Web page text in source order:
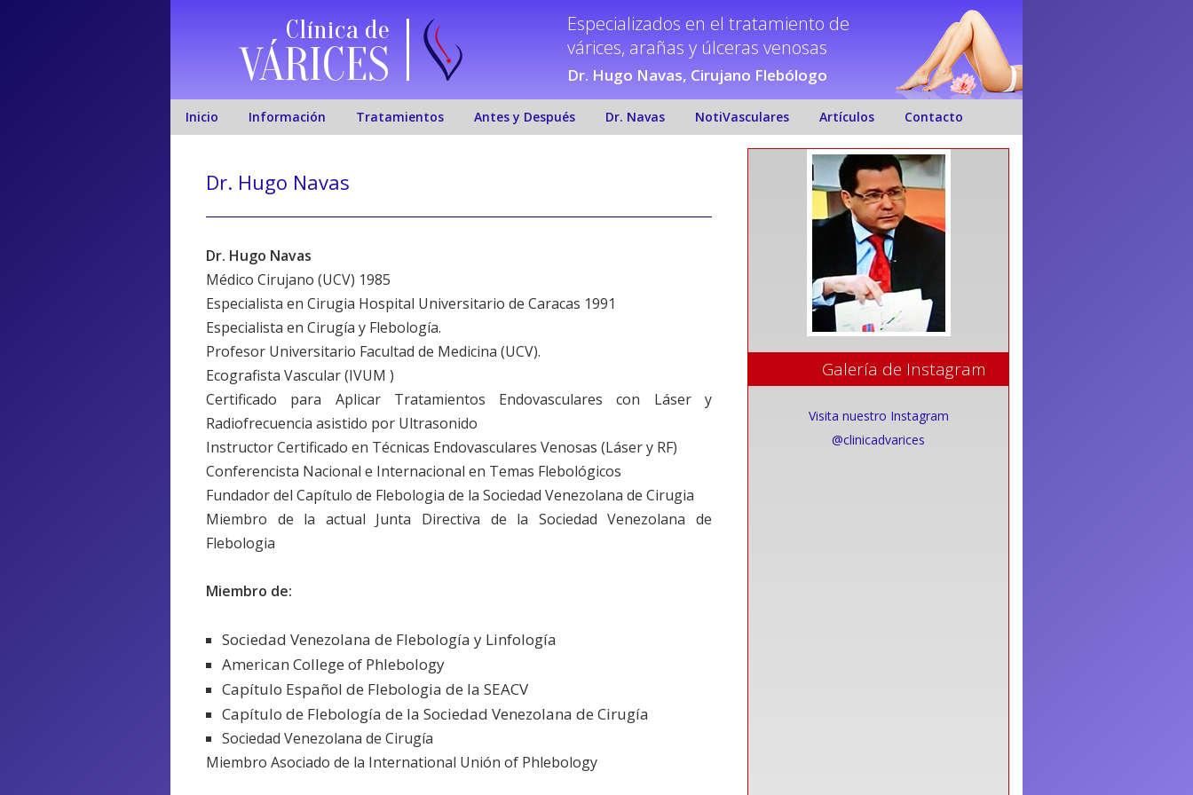
Clínica de
VÁRICES
Especializados en el tratamiento de
várices, arañas y úlceras venosas
Dr. Hugo Navas, Cirujano Flebólogo
Inicio Información Tratamientos Antes y Después Dr. Navas NotiVasculares Artículos Contacto
Dr. Hugo Navas
Dr. Hugo Navas
Médico Cirujano (UCV) 1985
Especialista en Cirugia Hospital Universitario de Caracas 1991
Especialista en Cirugía y Flebología.
Profesor Universitario Facultad de Medicina (UCV).
Ecografista Vascular (IVUM )
Certificado para Aplicar Tratamientos Endovasculares con Láser y
Radiofrecuencia asistido por Ultrasonido
Instructor Certificado en Técnicas Endovasculares Venosas (Láser y RF)
Conferencista Nacional e Internacional en Temas Flebológicos
Fundador del Capítulo de Flebologia de la Sociedad Venezolana de Cirugia
Miembro de la actual Junta Directiva de la Sociedad Venezolana de
Flebologia
Miembro de:
Sociedad Venezolana de Flebología y Linfología
American College of Phlebology
Capítulo Español de Flebologia de la SEACV
Capítulo de Flebología de la Sociedad Venezolana de Cirugía
Sociedad Venezolana de Cirugía
Miembro Asociado de la International Unión of Phlebology
Galería de Instagram
Visita nuestro Instagram
@clinicadvarices